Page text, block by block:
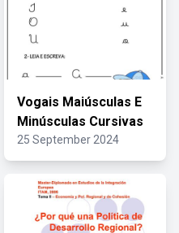
Vogais Maiúsculas E
Minúsculas Cursivas
25 September 2024